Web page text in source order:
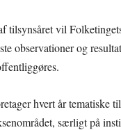
tilsynsåret vil
observationer og
hvert år tematiske
særligt på